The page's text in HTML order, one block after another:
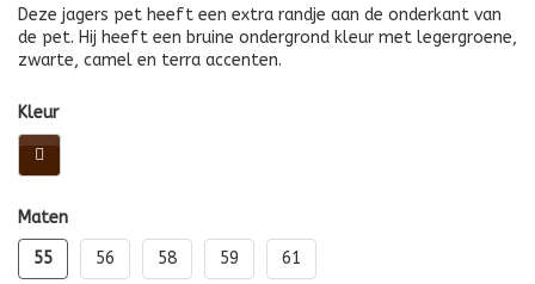
Deze jagers pet heeft een extra randje aan de onderkant van
de pet. Hij heeft een bruine ondergrond kleur met legergroene,
zwarte, camel en terra accenten.
Kleur
Maten
55
56 58 59 61